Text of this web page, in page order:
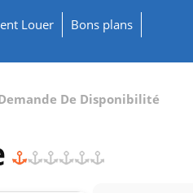
Louer
Bons plans
De Disponibilité